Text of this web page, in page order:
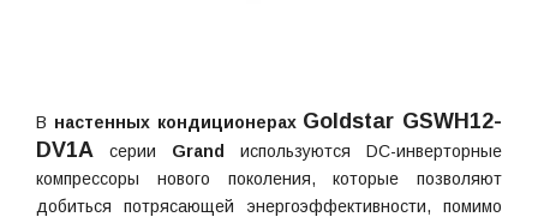
В настенных кондиционерах Goldstar GSWH12-
DV1A серии Grand
используются DC-инверторные
компрессоры нового поколения, которые позволяют
добиться потрясающей энергоэффективности, помимо